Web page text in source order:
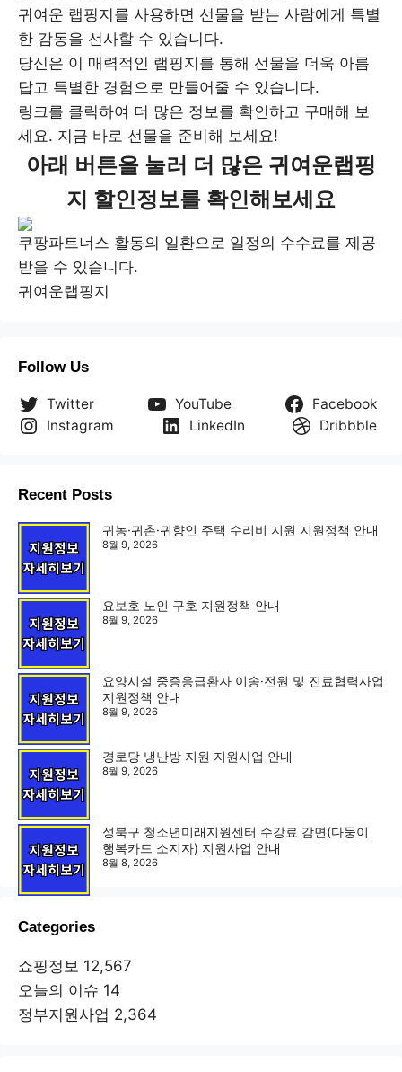
귀여운 랩핑지를 사용하면 선물을 받는 사람에게 특별
한 감동을 선사할 수 있습니다.
당신은 이 매력적인 랩핑지를 통해 선물을 더욱 아름
답고 특별한 경험으로 만들어줄 수 있습니다.
링크를 클릭하여 더 많은 정보를 확인하고 구매해 보
세요. 지금 바로 선물을 준비해 보세요!
아래 버튼을 눌러 더 많은 귀여운랩핑
지 할인정보를 확인해보세요
쿠팡파트너스 활동의 일환으로 일정의 수수료를 제공
받을 수 있습니다.
귀여운랩핑지
Follow Us
Twitter YouTube
Facebook
Instagram
LinkedIn Dribbble
Recent Posts
귀농·귀촌·귀향인 주택 수리비 지원 지원정책 안내
8월 9, 2026
요보호 노인 구호 지원정책 안내
8월 9, 2026
요양시설 중증응급환자 이송·전원 및 진료협력사업
지원정책 안내
8월 9, 2026
경로당 냉난방 지원 지원사업 안내
8월 9, 2026
성북구 청소년미래지원센터 수강료 감면(다둥이
행복카드 소지자) 지원사업 안내
8월 8, 2026
Categories
쇼핑정보 12,567
오늘의 이슈 14
정부지원사업 2,364